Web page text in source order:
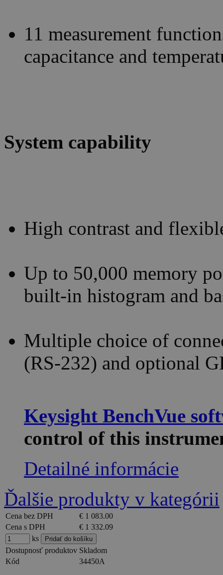
11 measurement
capacitance and
System capability
High contrast and
Up to 50,000 memory
built-in histogram and
Multiple choice of
(RS-232) and optional
Keysight BenchVue
control of this
Detailné informácie
Ďalšie produkty v kategórii
Cena bez DPH
€ 1 083.00
Cena s DPH
€ 1 332.09
ks
Dostupnosť produktov Skladom
Kód
34450A